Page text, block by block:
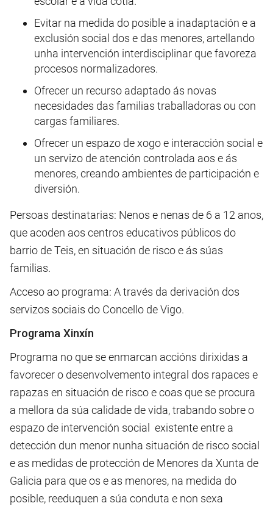
Evitar na medida do posible a inadaptación e a
exclusión social dos e das menores, artellando
unha intervención interdisciplinar que favoreza
procesos normalizadores.
Ofrecer un recurso adaptado ás novas
necesidades das familias traballadoras ou con
cargas familiares.
Ofrecer un espazo de xogo e interacción social e
un servizo de atención controlada aos e ás
menores, creando ambientes de participación e
diversión.
Persoas destinatarias: Nenos e nenas de 6 a 12 anos,
que acoden aos centros educativos públicos do
barrio de Teis, en situación de risco e ás súas
familias.
Acceso ao programa: A través da derivación dos
servizos sociais do Concello de Vigo.
Programa Xinxín
Programa no que se enmarcan accións dirixidas a
favorecer o desenvolvemento integral dos rapaces e
rapazas en situación de risco e coas que se procura
a mellora da súa calidade de vida, trabando sobre o
espazo de intervención social existente entre a
detección dun menor nunha situación de risco social
e as medidas de protección de Menores da Xunta de
Galicia para que os e as menores, na medida do
posible, reeduquen a súa conduta e non sexa